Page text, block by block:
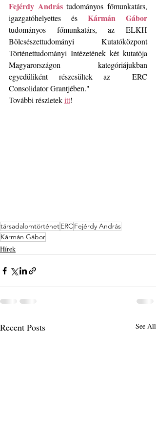
Fejérdy András tudományos főmunkatárs,
igazgatóhelyettes és Kármán Gábor
tudományos főmunkatárs, az ELKH
Bölcsészettudományi Kutatóközpont
Történettudományi Intézetének két kutatója
Magyarországon kategóriájukban
egyedüliként részesültek az  ERC
Consolidator Grantjében."
További részletek itt!
társadalomtörténetERCFejérdy András
Kármán Gábor
Hírek
Recent Posts See All